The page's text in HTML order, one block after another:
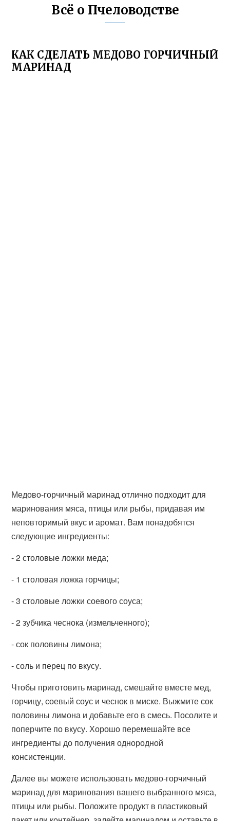
Всё о Пчеловодстве
КАК СДЕЛАТЬ МЕДОВО ГОРЧИЧНЫЙ
МАРИНАД
Медово-горчичный маринад отлично подходит для
маринования мяса, птицы или рыбы, придавая им
неповторимый вкус и аромат. Вам понадобятся
следующие ингредиенты:
- 2 столовые ложки меда;
- 1 столовая ложка горчицы;
- 3 столовые ложки соевого соуса;
- 2 зубчика чеснока (измельченного);
- сок половины лимона;
- соль и перец по вкусу.
Чтобы приготовить маринад, смешайте вместе мед,
горчицу, соевый соус и чеснок в миске. Выжмите сок
половины лимона и добавьте его в смесь. Посолите и
поперчите по вкусу. Хорошо перемешайте все
ингредиенты до получения однородной
консистенции.
Далее вы можете использовать медово-горчичный
маринад для маринования вашего выбранного мяса,
птицы или рыбы. Положите продукт в пластиковый